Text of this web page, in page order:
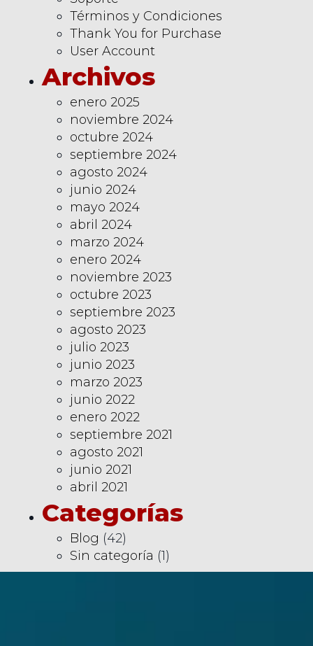
Términos y Condiciones
Thank You for Purchase
User Account
Archivos
enero 2025
noviembre 2024
octubre 2024
septiembre 2024
agosto 2024
junio 2024
mayo 2024
abril 2024
marzo 2024
enero 2024
noviembre 2023
octubre 2023
septiembre 2023
agosto 2023
julio 2023
junio 2023
marzo 2023
junio 2022
enero 2022
septiembre 2021
agosto 2021
junio 2021
abril 2021
Categorías
Blog (42)
Sin categoría (1)